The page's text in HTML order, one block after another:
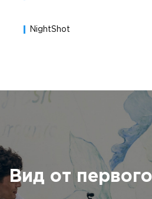
NightShot
Вид от